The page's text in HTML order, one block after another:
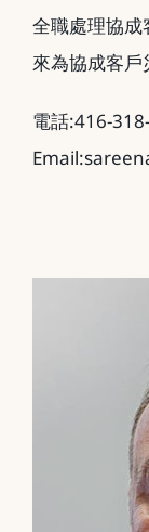
全職處理協
來為協成客戶
電話:416-